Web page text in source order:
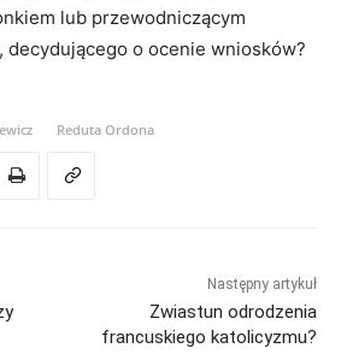
lub przewodniczącym
decydującego o ocenie wniosków?
Reduta Ordona
Następny artykuł
Zwiastun odrodzenia
francuskiego katolicyzmu?